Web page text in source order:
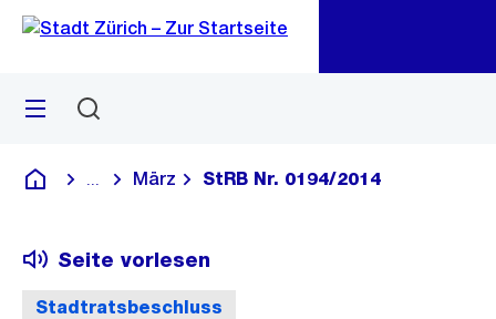
Navigation
Sprunglink
Menü
Deutsch
Blende alle Breadcrumbs ein
März StRB Nr. 0194/2014
Stadtratsbeschluss
Seite vorlesen